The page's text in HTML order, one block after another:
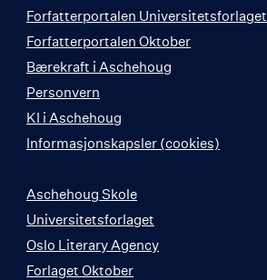
Forfatterportalen Universitetsforlaget
Forfatterportalen Oktober
Bærekraft i Aschehoug
Personvern
KI i Aschehoug
Informasjonskapsler (cookies)
Aschehoug Skole
Universitetsforlaget
Oslo Literary Agency
Forlaget Oktober